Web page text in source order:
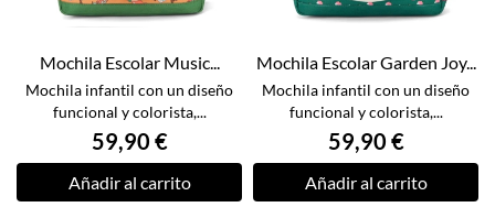
Mochila Escolar Music...
Mochila infantil con un diseño
funcional y colorista,...
59,90 €
Añadir al carrito
Mochila Escolar Garden Joy...
Mochila infantil con un diseño
funcional y colorista,...
59,90 €
Añadir al carrito